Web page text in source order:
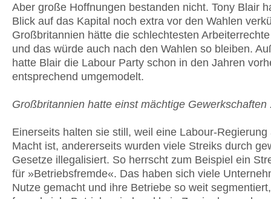
Aber große Hoffnungen bestanden nicht. Tony Blair
Blick auf das Kapital noch extra vor den Wahlen
Großbritannien hätte die schlechtesten
und das würde auch nach den Wahlen so bleiben.
hatte Blair die Labour Party schon in den Jahren
entsprechend umgemodelt.
Großbritannien hatte einst mächtige Gewerkschaften
Einerseits halten sie still, weil eine Labour-Regierung
Macht ist, andererseits wurden viele Streiks durch
Gesetze illegalisiert. So herrscht zum Beispiel ein
für »Betriebsfremde«. Das haben sich viele
Nutze gemacht und ihre Betriebe so weit